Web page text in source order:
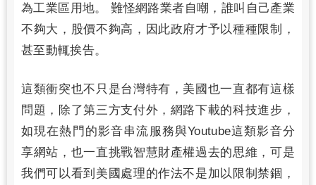
為工業區用地。 難怪網路業者自嘲，誰叫自己產業
不夠大，股價不夠高，因此政府才予以種種限制，
甚至動輒挨告。
這類衝突也不只是台灣特有，美國也一直都有這樣
問題，除了第三方支付外，網路下載的科技進步，
如現在熱門的影音串流服務與Youtube這類影音分
享網站，也一直挑戰智慧財產權過去的思維，可是
我們可以看到美國處理的作法不是加以限制禁錮，